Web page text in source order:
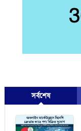
সর্বশেষ